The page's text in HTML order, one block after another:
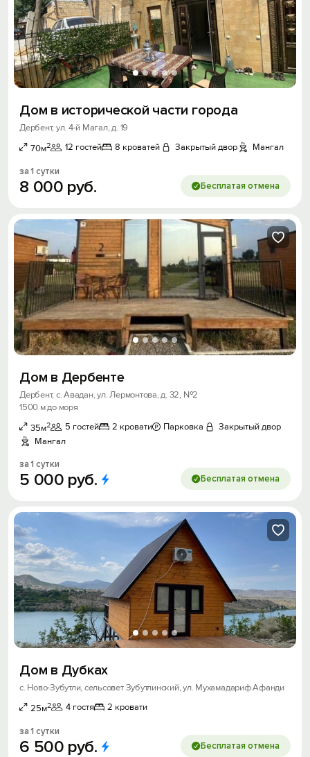
Дом в исторической части города
Дербент, ул. 4-й Магал, д. 19
70м2 12 гостей 8 кроватей Закрытый двор Мангал
за 1 сутки
8 000 руб. Бесплатая отмена
Дом в Дербенте
Дербент, с. Авадан, ул. Лермонтова, д. 32, №2
1500 м до моря
35м2 5 гостей 2 кровати Парковка
Закрытый двор
Мангал
за 1 сутки
5 000 руб. Бесплатая отмена
Дом в Дубках
с. Ново-Зубутли, сельсовет Зубутлинский, ул. Мухамадариф Афанди
25м2 4 гостя 2 кровати
за 1 сутки
6 500 руб. Бесплатая отмена